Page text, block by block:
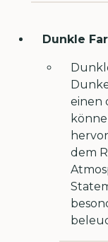
Dunkle
einen
dem